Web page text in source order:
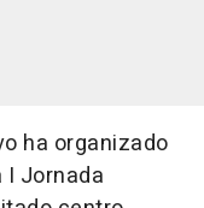
ha organizado
I Jornada